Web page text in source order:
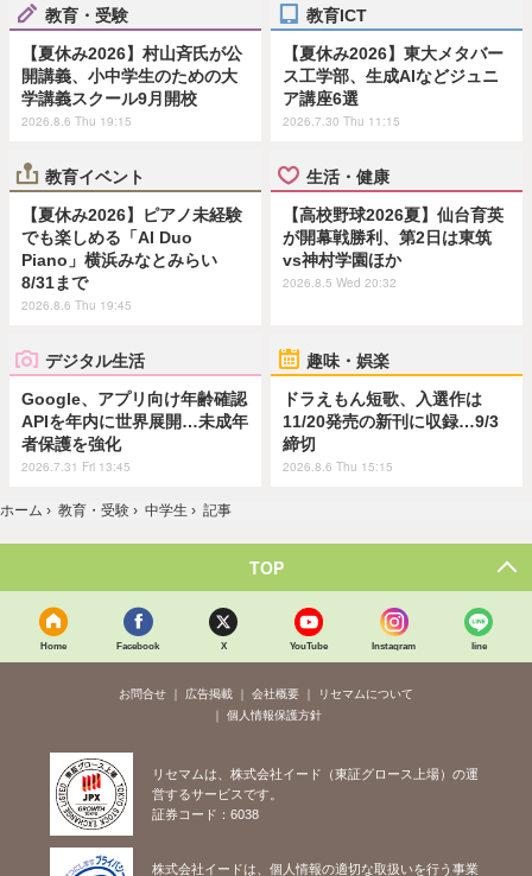
教育・受験
【夏休み2026】村山斉氏が公
開講義、小中学生のための大
学講義スクール9月開校
2026.8.6 Thu 19:15
教育ICT
【夏休み2026】東大メタバー
ス工学部、生成AIなどジュニ
ア講座6選
2026.7.30 Thu 11:15
教育イベント
【夏休み2026】ピアノ未経験
でも楽しめる「AI Duo
Piano」横浜みなとみらい
8/31まで
2026.8.6 Thu 19:45
生活・健康
【高校野球2026夏】仙台育英
が開幕戦勝利、第2日は東筑
vs神村学園ほか
2026.8.5 Wed 20:32
デジタル生活
Google、アプリ向け年齢確認
APIを年内に世界展開…未成年
者保護を強化
2026.7.31 Fri 13:45
趣味・娯楽
ドラえもん短歌、入選作は
11/20発売の新刊に収録…9/3
締切
2026.8.6 Thu 15:15
ホーム › 教育・受験 › 中学生 › 記事
TOP
Home Facebook X YouTube Instagram line
お問合せ 広告掲載 会社概要
リセマムについて
個人情報保護方針
リセマムは、株式会社イード（東証グロース上場）の運
営するサービスです。
証券コード：6038
株式会社イードは、個人情報の適切な取扱いを行う事業